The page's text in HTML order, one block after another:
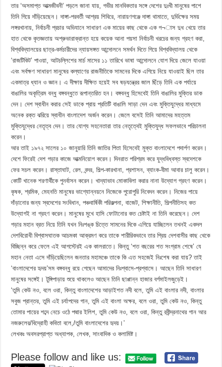
তার ‘অসমাপ্ত আত্মজীবনী’ পড়লে জানা যায়, গভীর মানবিকতার সঙ্গে দেশের দুঃখী মানুষের পাশে
তিনি গিয়ে দাঁড়িয়েছেন। দাঙ্গা-পরবর্তী আশ্রয় শিবিরে, নারায়ণগঞ্জে দাঙ্গা থামাতে, দুর্ভিক্ষের সময়
লঙ্গরখানায়, নির্বাচনী প্রচার অভিযানে সাধারণ এক মায়ের কাছ থেকে এক গ¬াস দুধ খেয়ে তার
হাত থেকে কৃতজ্ঞতায় অশ্রুভারাক্রান্ত হয়ে কয়েক আনা পয়সা নির্বাচনী খরচের জন্য গ্রহণ করা,
বিশ্ববিদ্যালয়ের ছাত্র-কর্মচারীদের ন্যায়সঙ্গত আন্দোলনে সমর্থন দিতে গিয়ে বিশ্ববিদ্যালয় থেকে
‘রাজটিকিট’ পাওয়া, আটচল্লিশের মার্চ মাসের ১১ তারিখে ভাষা আন্দোলনে যোগ দিয়ে জেলে যাওয়া
এবং সর্বক্ষণ সাধারণ মানুষের কল্যাণের রাজনীতিকে সামনের দিকে এগিয়ে নিয়ে যাওয়াই ছিল তার
একমাত্র ধ্যান ও জ্ঞান। এ দীক্ষায় দীক্ষিত হয়েই সব ষড়যন্ত্রের জাল ছিঁড়ে তিনি এক পর্যায়ে
বাঙালির অকৃত্রিম বন্ধু বঙ্গবন্ধুতে রূপান্তরিত হন। বঙ্গবন্ধু হিসেবেই তিনি বাঙালির মুক্তির ডাক
দেন। দেশ স্বাধীন করার সেই ডাকে প্রায় প্রতিটি বাঙালি সাড়া দেন এবং মুক্তিযুদ্ধের মাধ্যমে
অনেক রক্ত ঝরিয়ে স্বাধীন বাংলাদেশ অর্জন করেন। জেলে বসেই তিনি আমাদের মহত্তম
মুক্তিযুদ্ধের নেতৃত্ব দেন। তার যোগ্য সহনেতারা তার নেতৃত্বেই মুক্তিযুদ্ধ সফলভাবে পরিচালনা
করেন।
আর তাই ১৯৭২ সালের ১০ জানুয়ারি তিনি জাতির পিতা হিসেবেই মুক্ত বাংলাদেশে পদার্পণ করেন।
দেশে ফিরেই দেশ গড়ার কাজে আত্মনিয়োগ করেন। দিনরাত পরিশ্রম করে যুদ্ধবিধ্বস্ত স্বদেশকে
ফের সচল করেন। রাস্তাঘাট, রেল, বন্দর, শিল্প-কারখানা, প্রশাসন, ব্যাংক-বীমা আবার চালু করেন।
কোটি খানেক শরণার্থীকে পুনর্বাসন করেন। খাদ্যাভাব মোকাবিলা করার নানা উদ্যোগ গ্রহণ করেন।
কৃষক, শ্রমিক, মেহনতি মানুষের ভাগ্যোন্নয়নে নিজেকে পুরোপুরি নিবেদন করেন। নিজের পায়ে
দাঁড়ানোর জন্য স্বদেশের সংবিধান, পঞ্চবার্ষিকী পরিকল্পনা, বাজেট, শিক্ষানীতি, শিল্পনীতিসহ কত
উদ্যোগই না গ্রহণ করেন। মানুষের মুখে হাসি ফোটানোর কত চেষ্টাই না তিনি করেছেন। দেশ
গড়ার মহান ব্রত নিয়ে তিনি যখন নিঃশঙ্ক চিত্তে সামনের দিকে এগিয়ে যাচ্ছিলেন তখনই একদল
দেশবিরোধী বিশ্বাসঘাতক আচমকা আক্রমণ করে তাকে শারীরিকভাবে তার প্রিয় দেশবাসীর কাছ থেকে
বিচ্ছিন্ন করে ফেলে এই আগস্টেরই এক কালরাতে। কিন্তু ‘শত বছরের শত সংগ্রাম শেষে’ যে
মহান নেতা এসে দাঁড়িয়েছিলেন জনতার মহামঞ্চে তাকে কি এত সহজেই নিঃশেষ করা যায়? তাই
‘বাংলাদেশের হৃদয়’সম বঙ্গবন্ধু রয়ে গেছেন আমাদের নিঃশ্বাসে-প্রশ্বাসে। আছেন তিনি সাধারণ
মানুষের সঙ্গেই। টুঙ্গিপাড়ায় শুয়ে থাকলেও আছেন তিনি ছাপ্পান্ন হাজার বর্গমাইলজুড়েই।
‘তুমি কেউ নও, বলে ওরা, কিন্তু বাংলাদেশের আড়াইশত নদী বলে, তুমি এই বাংলার নদী, বাংলার
সবুজ প্রান্তর, তুমি এই চর্যাপদের গান, তুমি এই বাংলা অক্ষর, বলে ওরা, তুমি কেউ নও, কিন্তু
তোমার পায়ের শব্দে নেচে ওঠে পদ্মার ইলিশ, তুমি কেউ নও, বলে ওরা, কিন্তু রবীন্দ্রনাথের গান আর
নজরুলের/বিদ্রোহী কবিতা বলে,/তুমি বাংলাদেশের হৃদয়।’
লেখকঃ অবসরপ্রাপ্ত অধ্যাপক, লেখক, সাংবাদিক ও কলামিষ্ট।
Please follow and like us: